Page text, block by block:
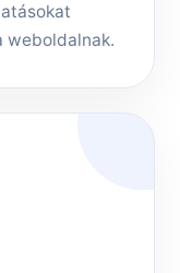
weboldalnak.